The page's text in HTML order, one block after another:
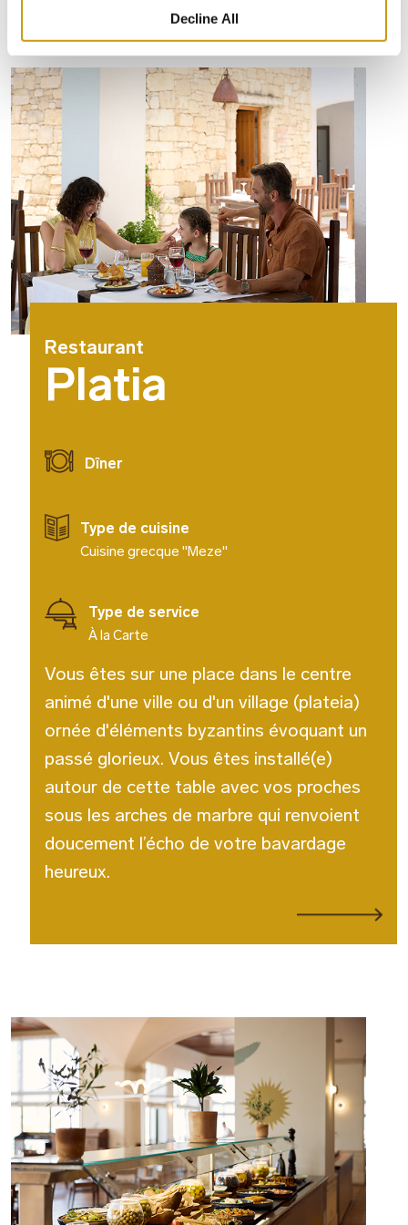
Decline All
Restaurant
Platia
Vous êtes sur une place dans le centre
animé d'une ville ou d'un village (plateia)
ornée d'éléments byzantins évoquant un
passé glorieux. Vous êtes installé(e)
autour de cette table avec vos proches
sous les arches de marbre qui renvoient
doucement l’écho de votre bavardage
heureux.
Dîner
Type de cuisine
Cuisine grecque "Meze"
Type de service
À la Carte